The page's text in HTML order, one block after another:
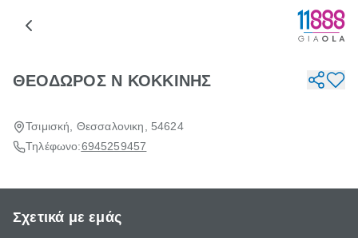
ΘΕΟΔΩΡΟΣ Ν ΚΟΚΚΙΝΗΣ
Τσιμισκή, Θεσσαλονικη, 54624
Τηλέφωνο:6945259457
Σχετικά με εμάς